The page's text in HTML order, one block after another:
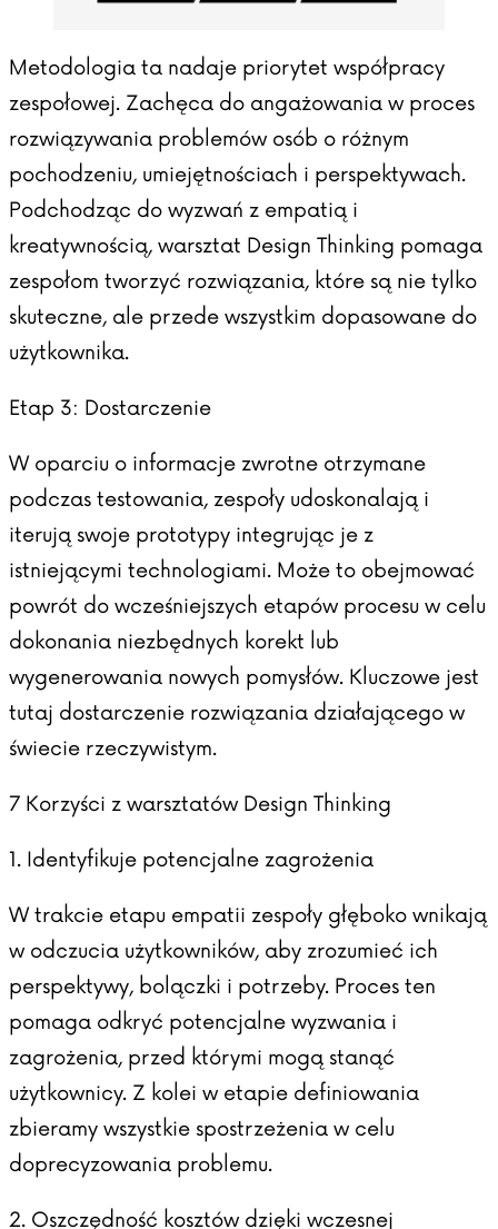
Metodologia ta nadaje priorytet współpracy
zespołowej. Zachęca do angażowania w proces
rozwiązywania problemów osób o różnym
pochodzeniu, umiejętnościach i perspektywach.
Podchodząc do wyzwań z empatią i
kreatywnością, warsztat Design Thinking pomaga
zespołom tworzyć rozwiązania, które są nie tylko
skuteczne, ale przede wszystkim dopasowane do
użytkownika.
Etap 3: Dostarczenie
W oparciu o informacje zwrotne otrzymane
podczas testowania, zespoły udoskonalają i
iterują swoje prototypy integrując je z
istniejącymi technologiami. Może to obejmować
powrót do wcześniejszych etapów procesu w celu
dokonania niezbędnych korekt lub
wygenerowania nowych pomysłów. Kluczowe jest
tutaj dostarczenie rozwiązania działającego w
świecie rzeczywistym.
7 Korzyści z warsztatów Design Thinking
1. Identyfikuje potencjalne zagrożenia
W trakcie etapu empatii zespoły głęboko wnikają
w odczucia użytkowników, aby zrozumieć ich
perspektywy, bolączki i potrzeby. Proces ten
pomaga odkryć potencjalne wyzwania i
zagrożenia, przed którymi mogą stanąć
użytkownicy. Z kolei w etapie definiowania
zbieramy wszystkie spostrzeżenia w celu
doprecyzowania problemu.
2. Oszczędność kosztów dzięki wczesnej